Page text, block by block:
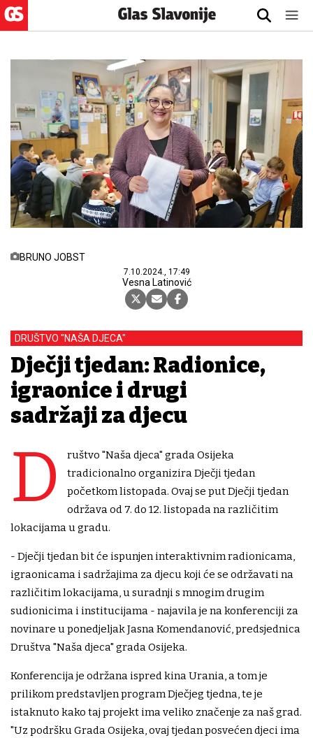
BRUNO JOBST
7.10.2024., 17:49
Vesna Latinović
DRUŠTVO "NAŠA DJECA"
Dječji tjedan: Radionice,
igraonice i drugi
sadržaji za djecu
D
ruštvo "Naša djeca" grada Osijeka
tradicionalno organizira Dječji tjedan
početkom listopada. Ovaj se put Dječji tjedan
održava od 7. do 12. listopada na različitim
lokacijama u gradu.
- Dječji tjedan bit će ispunjen interaktivnim radionicama,
igraonicama i sadržajima za djecu koji će se održavati na
različitim lokacijama, u suradnji s mnogim drugim
sudionicima i institucijama - najavila je na konferenciji za
novinare u ponedjeljak Jasna Komendanović, predsjednica
Društva "Naša djeca" grada Osijeka.
Konferencija je održana ispred kina Urania, a tom je
prilikom predstavljen program Dječjeg tjedna, te je
istaknuto kako taj projekt ima veliko značenje za naš grad.
"Uz podršku Grada Osijeka, ovaj tjedan posvećen djeci ima